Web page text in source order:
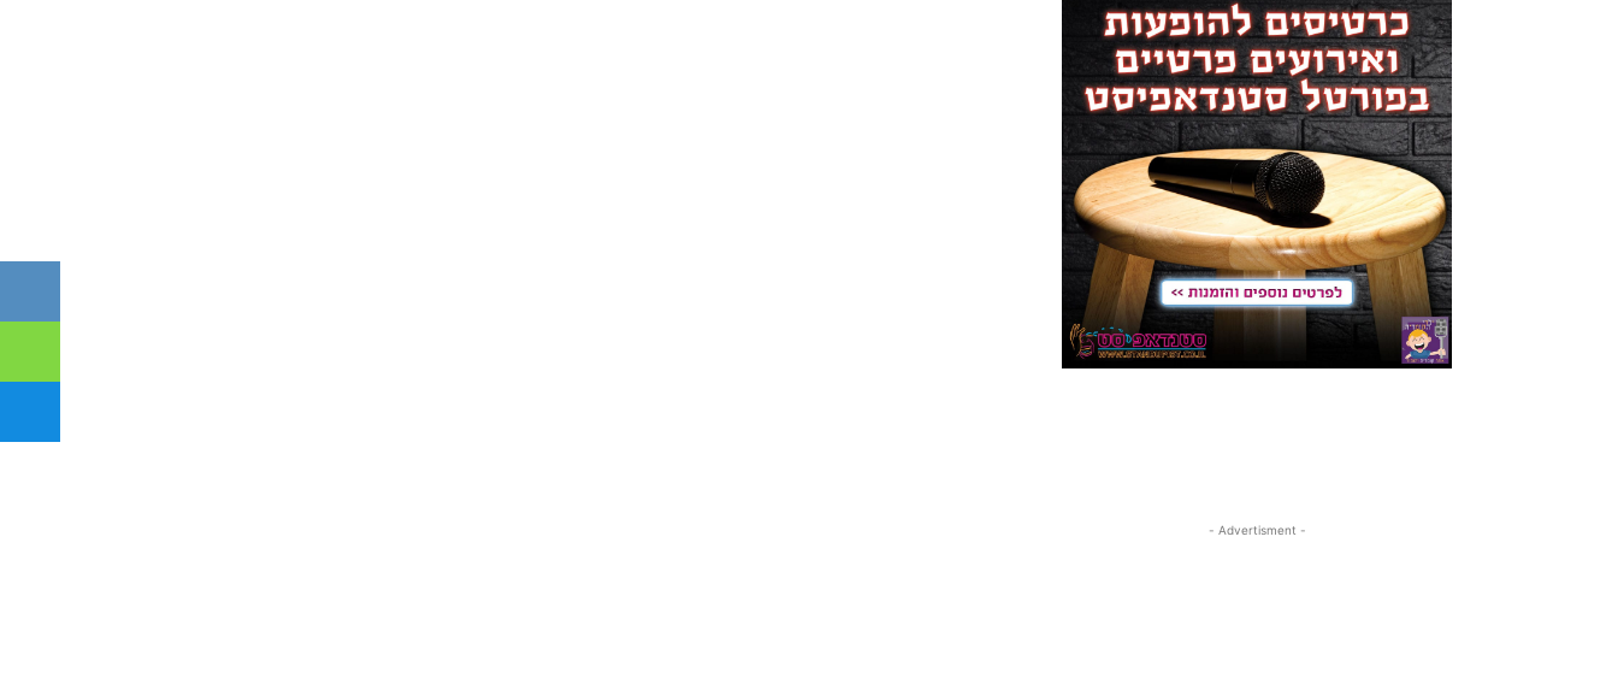
- Advertisment -